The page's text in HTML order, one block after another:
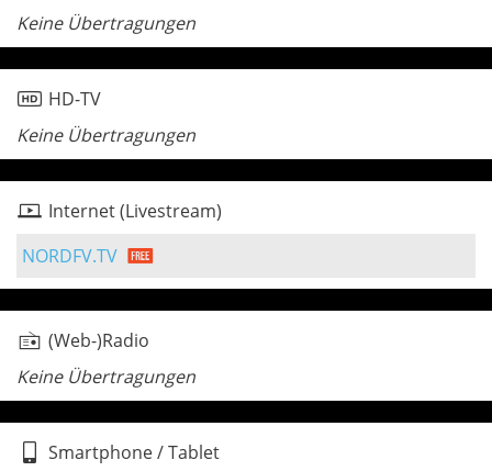
Keine Übertragungen
HD-TV
Keine Übertragungen
Internet (Livestream)
NORDFV.TV
(Web-)Radio
Keine Übertragungen
Smartphone / Tablet